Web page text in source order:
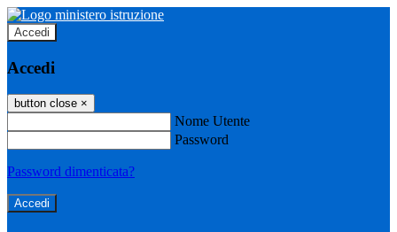
Accedi
Accedi
button close ×
Nome Utente
Password
Password dimenticata?